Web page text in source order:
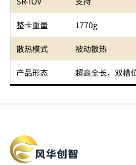
整卡重量
1770g
散热模式
被动散热
产品形态
超高全长，双槽